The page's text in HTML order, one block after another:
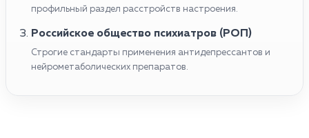
профильный раздел расстройств настроения.
Российское общество психиатров (РОП)
Строгие стандарты применения антидепрессантов и
нейрометаболических препаратов.